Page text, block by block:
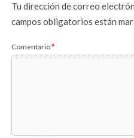
Tu dirección de correo
campos obligatorios están
Comentario*